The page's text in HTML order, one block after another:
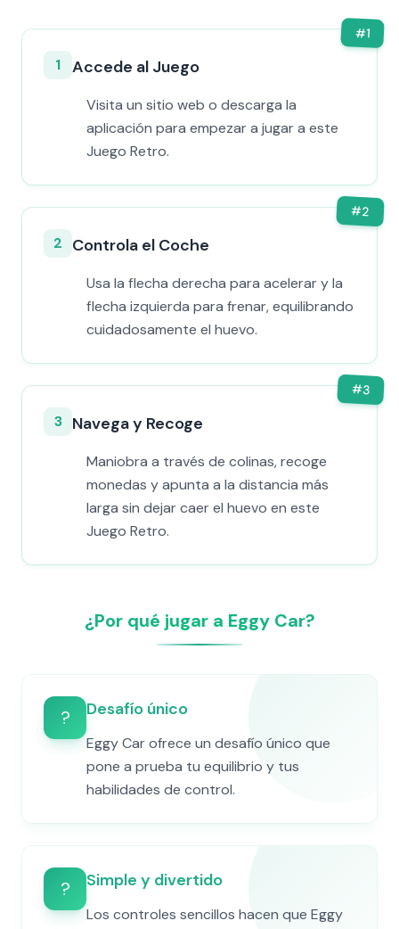
#1
1 Accede al Juego
Visita un sitio web o descarga la
aplicación para empezar a jugar a este
Juego Retro.
#2
2 Controla el Coche
Usa la flecha derecha para acelerar y la
flecha izquierda para frenar, equilibrando
cuidadosamente el huevo.
#3
3 Navega y Recoge
Maniobra a través de colinas, recoge
monedas y apunta a la distancia más
larga sin dejar caer el huevo en este
Juego Retro.
¿Por qué jugar a Eggy Car?
? Desafío único
Eggy Car ofrece un desafío único que
pone a prueba tu equilibrio y tus
habilidades de control.
?️ Simple y divertido
Los controles sencillos hacen que Eggy